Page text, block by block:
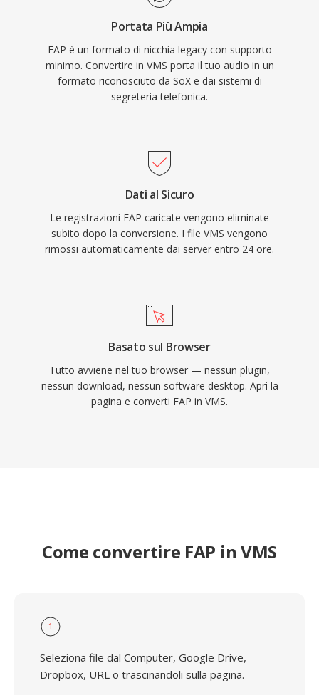
Portata Più Ampia
FAP è un formato di nicchia legacy con supporto
minimo. Convertire in VMS porta il tuo audio in un
formato riconosciuto da SoX e dai sistemi di
segreteria telefonica.
Dati al Sicuro
Le registrazioni FAP caricate vengono eliminate
subito dopo la conversione. I file VMS vengono
rimossi automaticamente dai server entro 24 ore.
Basato sul Browser
Tutto avviene nel tuo browser — nessun plugin,
nessun download, nessun software desktop. Apri la
pagina e converti FAP in VMS.
Come convertire FAP in VMS
1
Seleziona file dal Computer, Google Drive,
Dropbox, URL o trascinandoli sulla pagina.